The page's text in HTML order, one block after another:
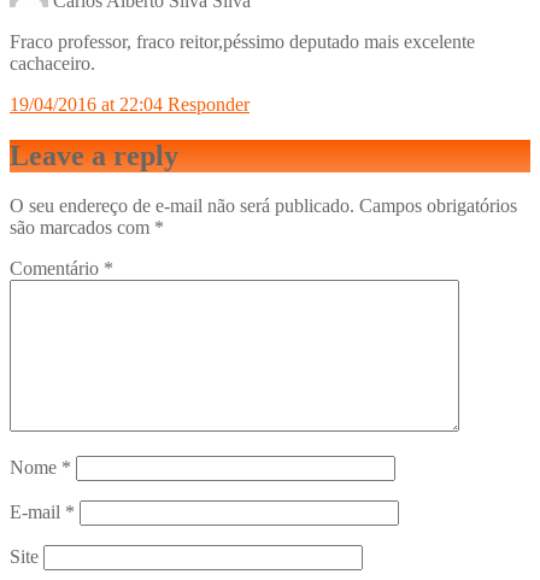
Fraco professor, fraco reitor,péssimo deputado mais excelente
cachaceiro.
19/04/2016 at 22:04 Responder
Leave a reply
O seu endereço de e-mail não será publicado. Campos obrigatórios
são marcados com *
Comentário *
Nome *
E-mail *
Site